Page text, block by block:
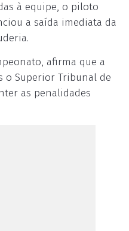
à equipe, o piloto
a saída imediata da
afirma que a
o Superior Tribunal de
as penalidades